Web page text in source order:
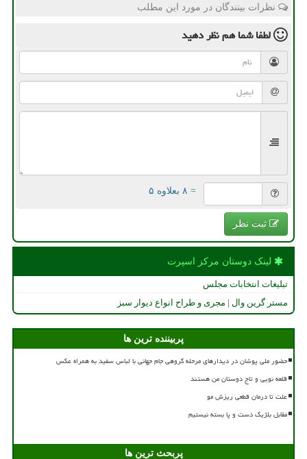
نظرات بینندگان در مورد این مطلب
لطفا شما همنظر دهید
= ۸ بعلاوه ۵
ثبت نظر
لینک دوستان مركز اسپرت
تبلیغات انتخابات مجلس
مستر گرین وال | مجری و طراح انواع دیوار سبز
پربیننده ترین ها
حضور ملی پوشان در دیدارهای مرحله گروهی جام جهانی با لباس سفید به همراه عکس
قلعه نویی و تاج دوستان من هستند
علت تا درمان قطعی ریزش مو
مقابل بلژیک دست و پا بسته نیستیم
پربحث ترین ها